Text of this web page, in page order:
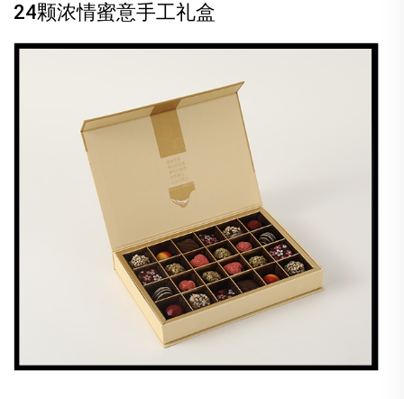
24颗浓情蜜意手工礼盒